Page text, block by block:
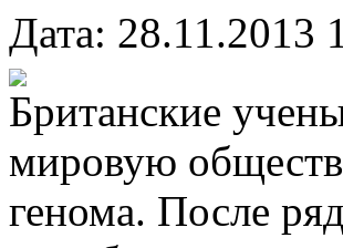
Дата: 28.11.2013
Британские
мировую
генома. После